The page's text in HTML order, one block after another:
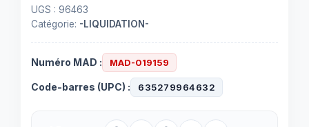
UGS : 96463
Catégorie: -LIQUIDATION-
Numéro MAD : MAD-019159
Code-barres (UPC) : 635279964632